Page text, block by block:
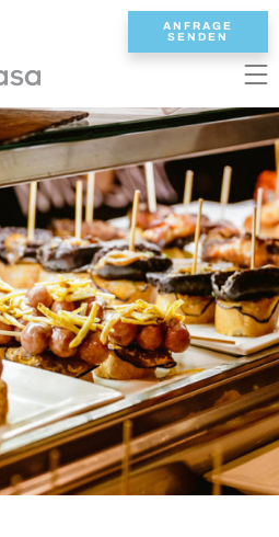
NL DE FR
ANFRAGE
SENDEN